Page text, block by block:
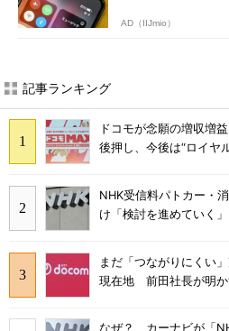
AD（IIJmio）
記事ランキング
ドコモが念願の増収増
後押し、今後は“ロイヤ
NHK受信料パトカー・
け「検討を進めていく
まだ「つながりにくい
現在地 前田社長が明か
なぜ？ カーナビが「